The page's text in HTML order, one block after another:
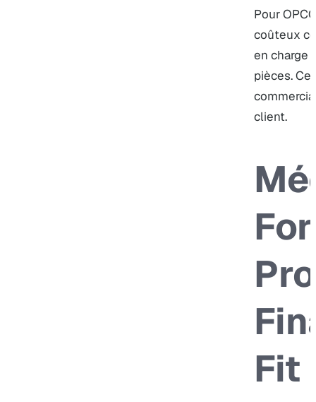
Pour
coûteux
en charge
pièces.
client.
Fit